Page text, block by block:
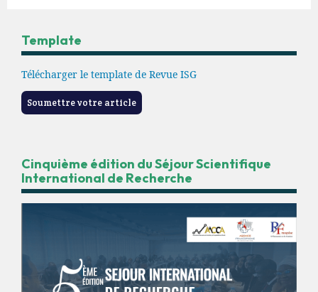
Template
Télécharger le template de Revue ISG
Soumettre votre article
Cinquième édition du Séjour Scientifique
International de Recherche